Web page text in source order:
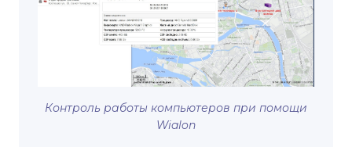
Контроль работы компьютеров при помощи
Wialon